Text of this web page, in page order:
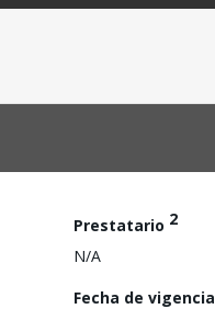
Prestatario 2
N/A
Fecha de vigencia